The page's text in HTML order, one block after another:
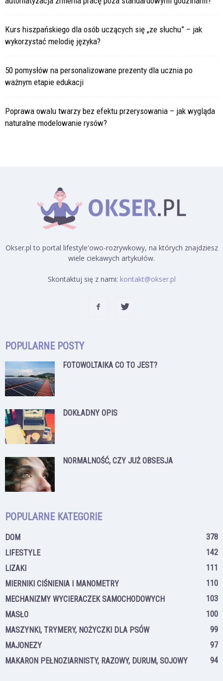
Kurs hiszpańskiego dla osób uczących się „ze słuchu” – jak
wykorzystać melodię języka?
50 pomysłów na personalizowane prezenty dla ucznia po
ważnym etapie edukacji
Poprawa owalu twarzy bez efektu przerysowania – jak wygląda
naturalne modelowanie rysów?
Okser.pl to portal lifestyle'owo-rozrywkowy, na których znajdziesz
wiele ciekawych artykułów.
Skontaktuj się z nami: kontakt@okser.pl
POPULARNE POSTY
FOTOWOLTAIKA CO TO JEST?
DOKŁADNY OPIS
NORMALNOŚĆ, CZY JUŻ OBSESJA
POPULARNE KATEGORIE
DOM
378
LIFESTYLE
142
LIZAKI
111
MIERNIKI CIŚNIENIA I MANOMETRY
110
MECHANIZMY WYCIERACZEK SAMOCHODOWYCH
103
MASŁO
100
MASZYNKI, TRYMERY, NOŻYCZKI DLA PSÓW
99
MAJONEZY
97
MAKARON PEŁNOZIARNISTY, RAZOWY, DURUM, SOJOWY
94